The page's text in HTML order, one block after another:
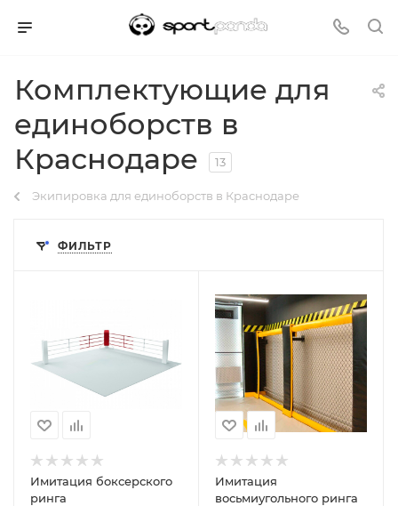
Комплектующие для
единоборств в
Краснодаре
13
Экипировка для единоборств в Краснодаре
ФИЛЬТР
Имитация боксерского
ринга
Имитация
восьмиугольного ринга